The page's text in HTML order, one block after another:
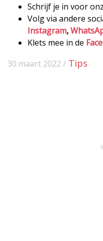
Schrijf je in voor
Volg via andere
Instagram,
Klets mee in de
30 maart 2022 / Tips